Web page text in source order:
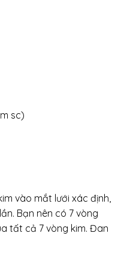
sc)
vào mắt lưới xác định,
Bạn nên có 7 vòng
tất cả 7 vòng kim. Đan